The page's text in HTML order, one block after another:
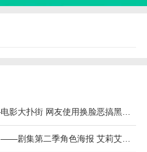
根据战场态势改变机动策
，提升团队作战力。
戏亮点
舱模式：第一人称座舱视角
便于战术判断；
《白雪公主》攻略——电影大扑街 网友使用换脸恶搞黑人公主
《最后的生还者》攻略——剧集第二季角色海报 艾莉艾比乔尔等亮相